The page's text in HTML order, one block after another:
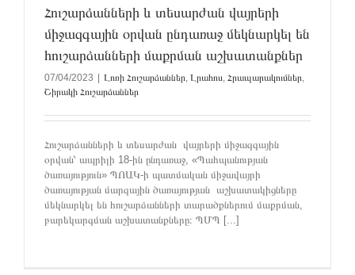
Հուշարձանների և տեսարժան վայրերի
միջազգային օրվան ընդառաջ մեկնարկել են
հուշարձանների մաքրման աշխատանքներ
07/04/2023 Լոռի Հուշարձաններ, Լրահոս, Հրապարակումներ,
Շիրակի Հուշարձաններ
Հուշարձանների և տեսարժան վայրերի միջազգային
օրվան՝ ապրիլի 18-ին ընդառաջ, «Պահպանության
ծառայություն» ՊՈԱԿ-ի պատմական միջավայրի
ծառայության մարզային ծառայության աշխատակիցները
մեկնարկել են հուշարձանների տարածքներում մաքրման,
բարեկարգման աշխատանքները։ ՊՄՊ [...]